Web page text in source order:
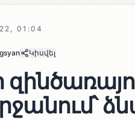
01:04
Կիսվել